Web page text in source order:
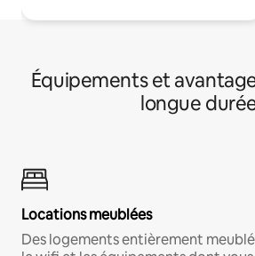
Équipements et
longue
Locations meublées
Des logements entièrement